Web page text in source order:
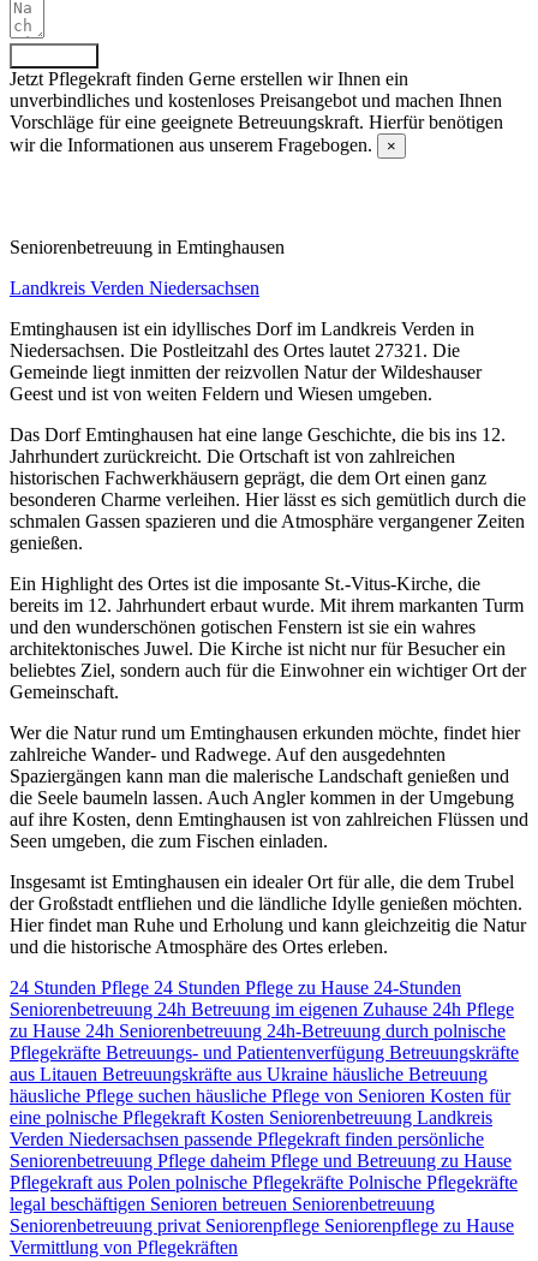
Jetzt Pflegekraft finden Gerne erstellen wir Ihnen ein
unverbindliches und kostenloses Preisangebot und machen Ihnen
Vorschläge für eine geeignete Betreuungskraft. Hierfür benötigen
wir die Informationen aus unserem Fragebogen.
×
Senioren­betreuung in Emtinghausen
Landkreis Verden Niedersachsen
Emtinghausen ist ein idyllisches Dorf im Landkreis Verden in
Niedersachsen. Die Postleitzahl des Ortes lautet 27321. Die
Gemeinde liegt inmitten der reizvollen Natur der Wildeshauser
Geest und ist von weiten Feldern und Wiesen umgeben.
Das Dorf Emtinghausen hat eine lange Geschichte, die bis ins 12.
Jahrhundert zurückreicht. Die Ortschaft ist von zahlreichen
historischen Fachwerkhäusern geprägt, die dem Ort einen ganz
besonderen Charme verleihen. Hier lässt es sich gemütlich durch die
schmalen Gassen spazieren und die Atmosphäre vergangener Zeiten
genießen.
Ein Highlight des Ortes ist die imposante St.-Vitus-Kirche, die
bereits im 12. Jahrhundert erbaut wurde. Mit ihrem markanten Turm
und den wunderschönen gotischen Fenstern ist sie ein wahres
architektonisches Juwel. Die Kirche ist nicht nur für Besucher ein
beliebtes Ziel, sondern auch für die Einwohner ein wichtiger Ort der
Gemeinschaft.
Wer die Natur rund um Emtinghausen erkunden möchte, findet hier
zahlreiche Wander- und Radwege. Auf den ausgedehnten
Spaziergängen kann man die malerische Landschaft genießen und
die Seele baumeln lassen. Auch Angler kommen in der Umgebung
auf ihre Kosten, denn Emtinghausen ist von zahlreichen Flüssen und
Seen umgeben, die zum Fischen einladen.
Insgesamt ist Emtinghausen ein idealer Ort für alle, die dem Trubel
der Großstadt entfliehen und die ländliche Idylle genießen möchten.
Hier findet man Ruhe und Erholung und kann gleichzeitig die Natur
und die historische Atmosphäre des Ortes erleben.
24 Stunden Pflege 24 Stunden Pflege zu Hause 24-Stunden
Seniorenbetreuung 24h Betreuung im eigenen Zuhause 24h Pflege
zu Hause 24h Seniorenbetreuung 24h-Betreuung durch polnische
Pflegekräfte Betreuungs- und Patientenverfügung Betreuungskräfte
aus Litauen Betreuungskräfte aus Ukraine häusliche Betreuung
häusliche Pflege suchen häusliche Pflege von Senioren Kosten für
eine polnische Pflegekraft Kosten Seniorenbetreuung Landkreis
Verden Niedersachsen passende Pflegekraft finden persönliche
Seniorenbetreuung Pflege daheim Pflege und Betreuung zu Hause
Pflegekraft aus Polen polnische Pflegekräfte Polnische Pflegekräfte
legal beschäftigen Senioren betreuen Seniorenbetreuung
Seniorenbetreuung privat Seniorenpflege Seniorenpflege zu Hause
Vermittlung von Pflegekräften